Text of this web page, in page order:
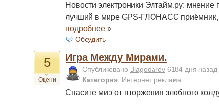
Новости электроники Элтайм.ру:
лучший в мире GPS-ГЛОНАСС приёмник,
подробнее »
Обсудить
5
Оцени
Игра Между Мирами.
Опубликовано Blagodarov 6184 дня назад
Категория: Интернет реклама
Спасите мир от вторжения злобного